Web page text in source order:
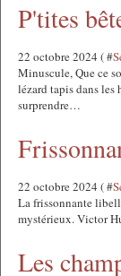
P'tites
22 octobre 2024 ( #
Minuscule, Que ce
lézard tapis dans
surprendre…
22 octobre 2024 ( #
La frissonnante
mystérieux. Victor
Les